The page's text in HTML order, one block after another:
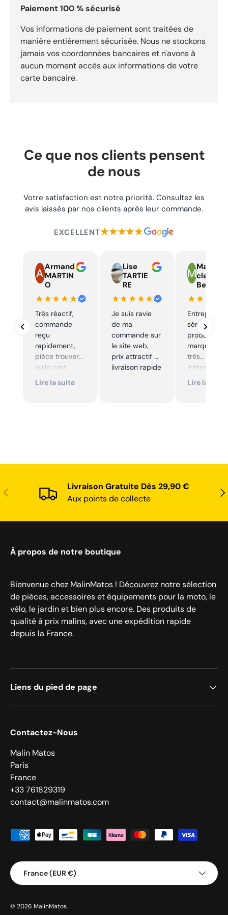
Version : Femme Largeur : Medium / B Taille : 37.5
dans leur boîte d’origine. État : Neuf Produit d'origine
(Brooks) Ref vendeur : E Caractéristiques Marque Brooks
Référence REF-1800 État Neuf Pourquoi choisir ce produit
Qualité garantie Produit soigneusement sélectionné et
contrôlé avant expédition. Vendu neuf dans son emballage
d'origine. Expédition rapide Commande préparée et expédiée
Paiement 100 % sécurisé
Vos informations de paiement sont traitées de
manière entièrement sécurisée. Nous ne stockons
jamais vos coordonnées bancaires et n'avons à
aucun moment accès aux informations de votre
carte bancaire.
Ce que nos clients pensent
de nous
Votre satisfaction est notre priorité. Consultez les
avis laissés par nos clients après leur commande.
EXCELLENT★★★★★
Armand
MARTIN
O
★★★★★
Très réactif,
commande
reçu
rapidement,
pièce trouver
nulle part
Lire la suite
Lise
TARTIE
RE
★★★★★
Je suis ravie
de ma
commande sur
le site web,
prix attractif et
livraison rapide
Marie
claire
Beelen
Entreprise
sérieuse,
produits de
marque à
très
Lire la suite
Précédent
Livraison Gratuite Dès 29,90 €
Aux points de collecte
À propos de notre boutique
Bienvenue chez MalinMatos ! Découvrez notre sélection
de pièces, accessoires et équipements pour la moto, le
vélo, le jardin et bien plus encore. Des produits de
qualité à prix malins, avec une expédition rapide
depuis la France.
Liens du pied de page
Contactez-Nous
Malin Matos
Paris
France
+33 761829319
contact@malinmatos.com
Moyens de paiement acceptés
Pays
France (EUR €)
© 2026 MalinMatos.